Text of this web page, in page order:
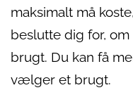
maksimalt må
beslutte dig for,
brugt. Du kan få
vælger et brugt.